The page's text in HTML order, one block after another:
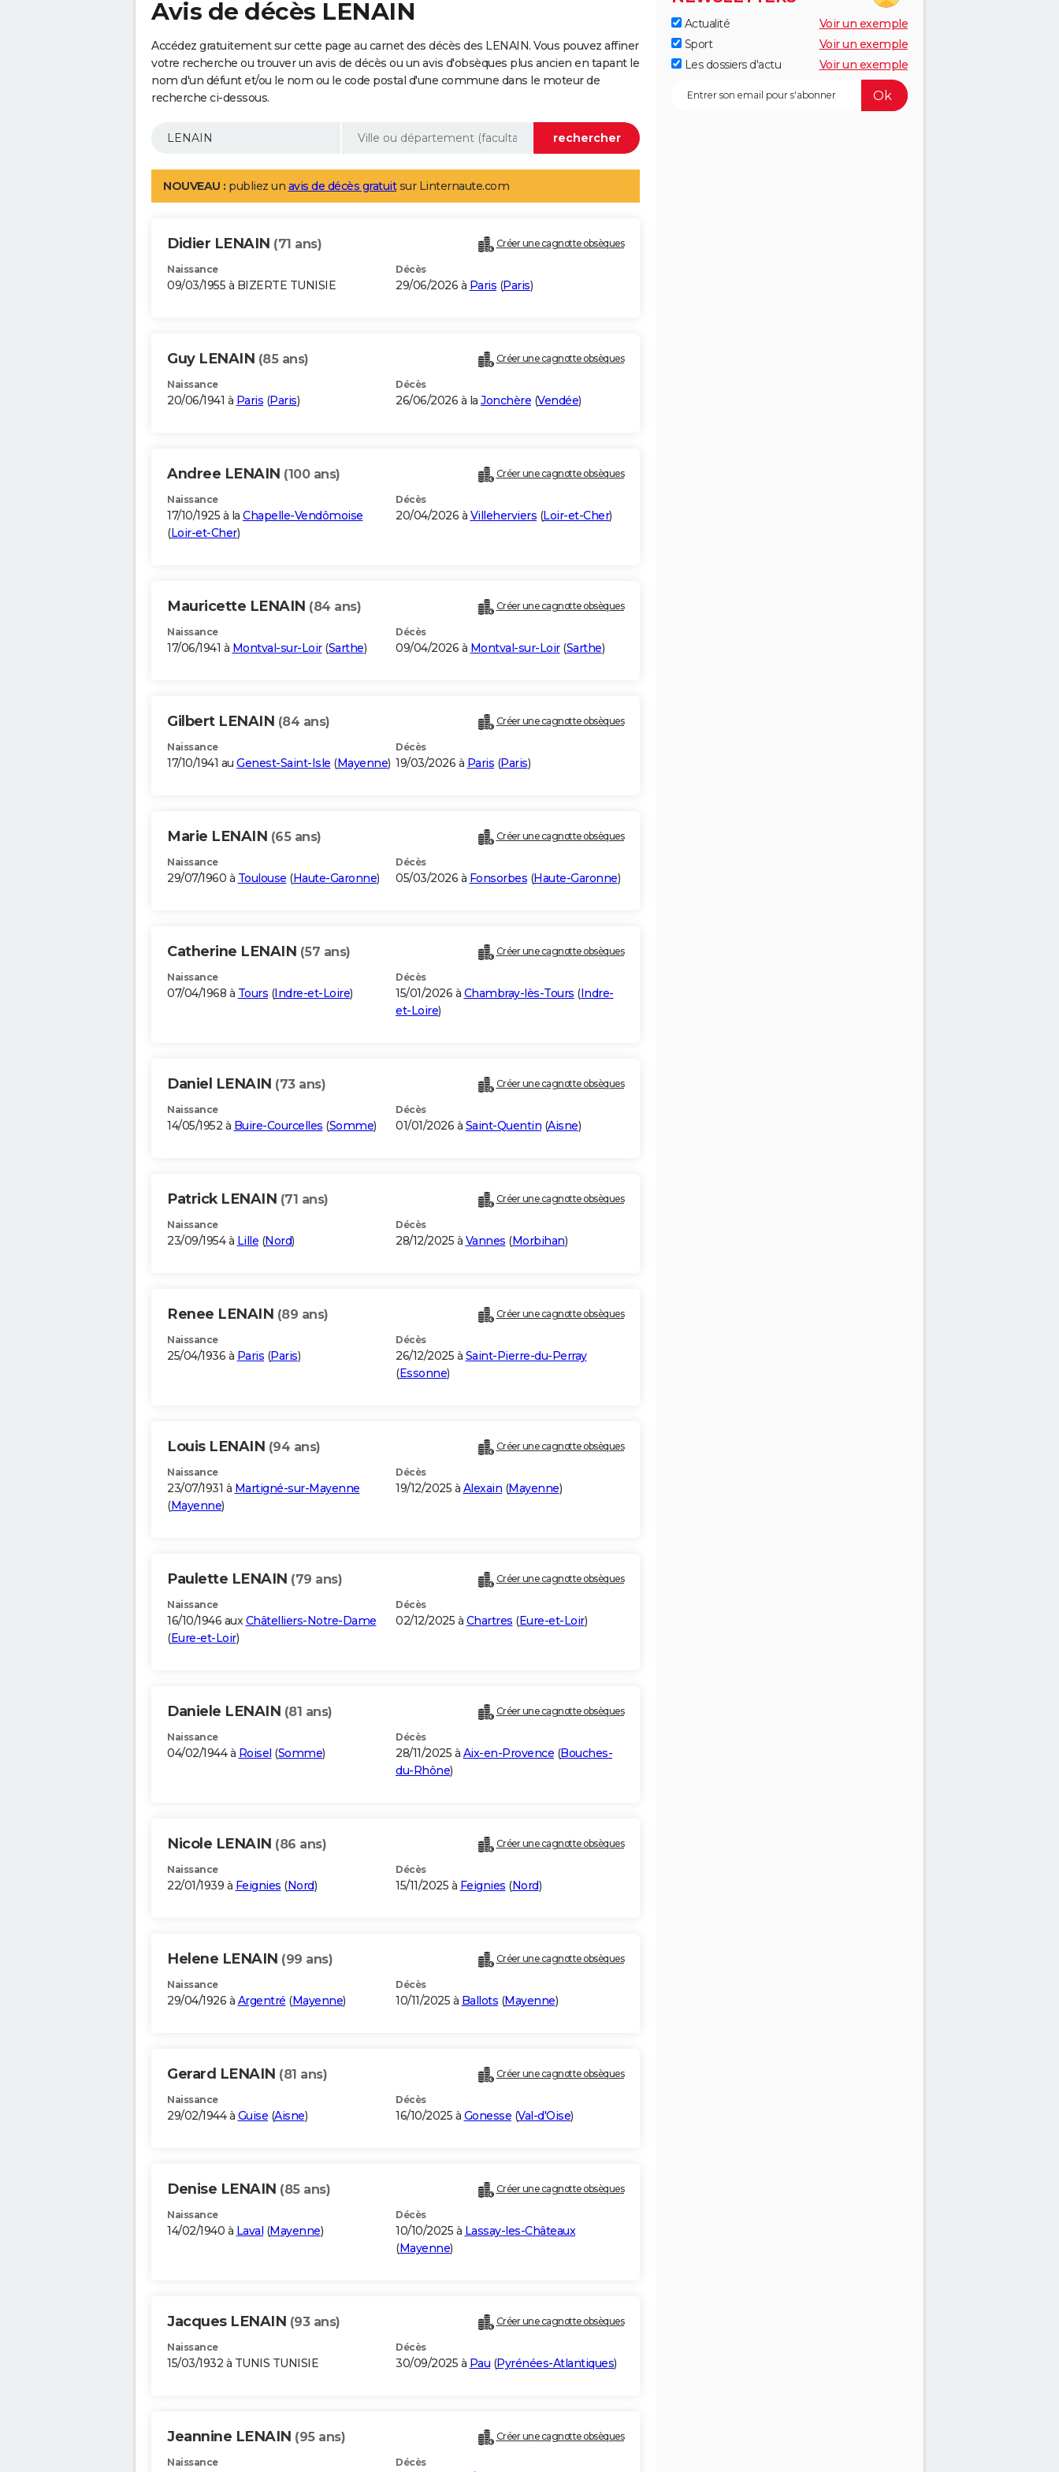
Avis de décès LENAIN
Accédez gratuitement sur cette page au carnet des décès des LENAIN. Vous pouvez affiner
votre recherche ou trouver un avis de décès ou un avis d'obsèques plus ancien en tapant le
nom d'un défunt et/ou le nom ou le code postal d'une commune dans le moteur de
recherche ci-dessous.
NOUVEAU : publiez un avis de décès gratuitsur Linternaute.com
Didier LENAIN (71 ans) Créer une cagnotte obsèques
Naissance
09/03/1955 à BIZERTE TUNISIE
Décès
29/06/2026 à Paris (Paris)
Guy LENAIN (85 ans) Créer une cagnotte obsèques
Naissance
20/06/1941 à Paris (Paris)
Décès
26/06/2026 à la Jonchère (Vendée)
Andree LENAIN (100 ans) Créer une cagnotte obsèques
Naissance
17/10/1925 à la Chapelle-Vendômoise
(Loir-et-Cher)
Décès
20/04/2026 à Villeherviers (Loir-et-Cher)
Mauricette LENAIN (84 ans) Créer une cagnotte obsèques
Naissance
17/06/1941 à Montval-sur-Loir(Sarthe)
Décès
09/04/2026 à Montval-sur-Loir(Sarthe)
Gilbert LENAIN (84 ans) Créer une cagnotte obsèques
Naissance
17/10/1941 au Genest-Saint-Isle (Mayenne)
Décès
19/03/2026 à Paris (Paris)
Marie LENAIN (65 ans) Créer une cagnotte obsèques
Naissance
29/07/1960 à Toulouse (Haute-Garonne)
Décès
05/03/2026 à Fonsorbes (Haute-Garonne)
Catherine LENAIN (57 ans) Créer une cagnotte obsèques
Naissance
07/04/1968 à Tours (Indre-et-Loire)
Décès
15/01/2026 à Chambray-lès-Tours (Indre-
et-Loire)
Daniel LENAIN (73 ans) Créer une cagnotte obsèques
Naissance
14/05/1952 à Buire-Courcelles (Somme)
Décès
01/01/2026 à Saint-Quentin (Aisne)
Patrick LENAIN (71 ans) Créer une cagnotte obsèques
Naissance
23/09/1954 à Lille (Nord)
Décès
28/12/2025 à Vannes (Morbihan)
Renee LENAIN (89 ans) Créer une cagnotte obsèques
Naissance
25/04/1936 à Paris (Paris)
Décès
26/12/2025 à Saint-Pierre-du-Perray
(Essonne)
Louis LENAIN (94 ans) Créer une cagnotte obsèques
Naissance
23/07/1931 à Martigné-sur-Mayenne
(Mayenne)
Décès
19/12/2025 à Alexain (Mayenne)
Paulette LENAIN (79 ans) Créer une cagnotte obsèques
Naissance
16/10/1946 auxChâtelliers-Notre-Dame
(Eure-et-Loir)
Décès
02/12/2025 à Chartres (Eure-et-Loir)
Daniele LENAIN (81 ans) Créer une cagnotte obsèques
Naissance
04/02/1944 à Roisel (Somme)
Décès
28/11/2025 à Aix-en-Provence (Bouches-
du-Rhône)
Nicole LENAIN (86 ans) Créer une cagnotte obsèques
Naissance
22/01/1939 à Feignies (Nord)
Décès
15/11/2025 à Feignies (Nord)
Helene LENAIN (99 ans) Créer une cagnotte obsèques
Naissance
29/04/1926 à Argentré (Mayenne)
Décès
10/11/2025 à Ballots (Mayenne)
Gerard LENAIN (81 ans) Créer une cagnotte obsèques
Naissance
29/02/1944 à Guise (Aisne)
Décès
16/10/2025 à Gonesse (Val-d'Oise)
Denise LENAIN (85 ans) Créer une cagnotte obsèques
Naissance
14/02/1940 à Laval (Mayenne)
Décès
10/10/2025 à Lassay-les-Châteaux
(Mayenne)
Jacques LENAIN (93 ans) Créer une cagnotte obsèques
Naissance
15/03/1932 à TUNIS TUNISIE
Décès
30/09/2025 à Pau (Pyrénées-Atlantiques)
Jeannine LENAIN (95 ans) Créer une cagnotte obsèques
Naissance Décès
Actualité
Voir un exemple
Sport
Voir un exemple
Les dossiers d'actu
Voir un exemple